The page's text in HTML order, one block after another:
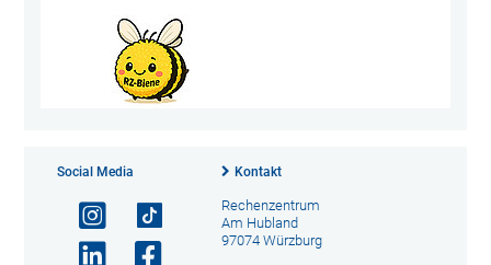
Social Media Kontakt
Rechenzentrum
Am Hubland
97074 Würzburg